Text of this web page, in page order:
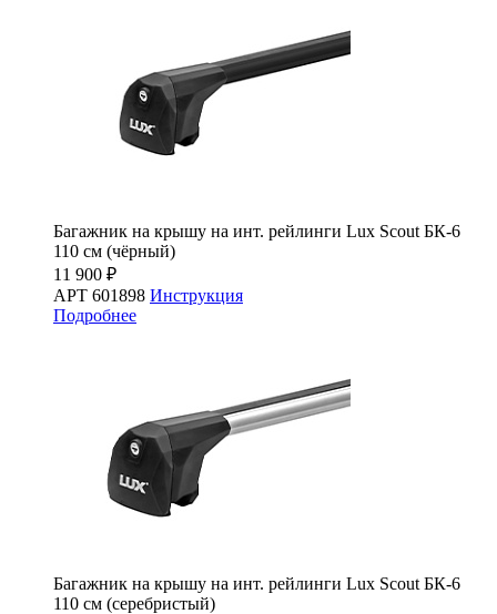
Багажник на крышу на инт. рейлинги Lux Scout БК-6
110 см (чёрный)
11 900 ₽
АРТ 601898 Инструкция
Подробнее
Багажник на крышу на инт. рейлинги Lux Scout БК-6
110 см (серебристый)